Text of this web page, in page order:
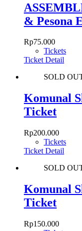
& Pesona
Rp75.000
Tickets
Ticket Detail
SOLD
Komunal
Ticket
Rp200.000
Tickets
Ticket Detail
SOLD
Komunal
Ticket
Rp150.000